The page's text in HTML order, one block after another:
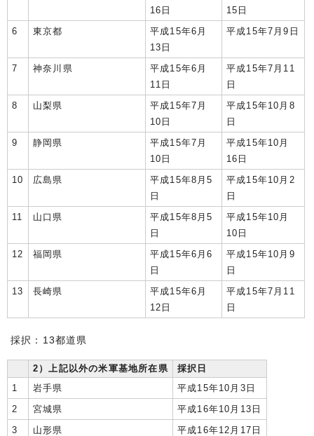
16日
15日
6
東京都
平成15年6月
13日
平成15年7月9日
7 神奈川県
平成15年6月
11日
平成15年7月11
日
8
山梨県
平成15年7月
10日
平成15年10月8
日
9
静岡県
平成15年7月
10日
平成15年10月
16日
10
広島県
平成15年8月5
日
平成15年10月2
日
11
山口県
平成15年8月5
日
平成15年10月
10日
12
福岡県
平成15年6月6
日
平成15年10月9
日
13
長崎県
平成15年6月
12日
平成15年7月11
日
採択：13都道県
2）上記以外の米軍基地所在県
採択日
1
岩手県
平成15年10月3日
2
宮城県
平成16年10月13日
3
山形県
平成16年12月17日